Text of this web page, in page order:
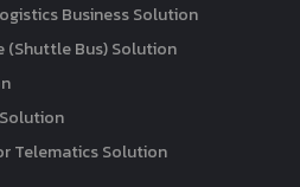
Business Solution
(Shuttle Bus) Solution
Telematics Solution